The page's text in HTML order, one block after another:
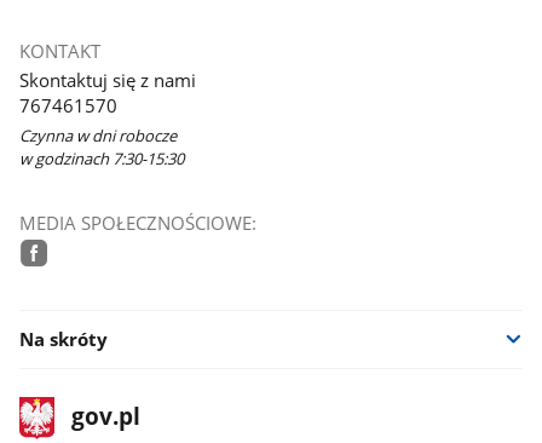
KONTAKT
Skontaktuj się z nami
767461570
Czynna w dni robocze
w godzinach 7:30-15:30
MEDIA SPOŁECZNOŚCIOWE:
Na skróty
stopka
gov.plStrona
gov.pl